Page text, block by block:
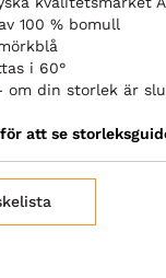
100 % bomull
i 60°
om din storlek är
att se